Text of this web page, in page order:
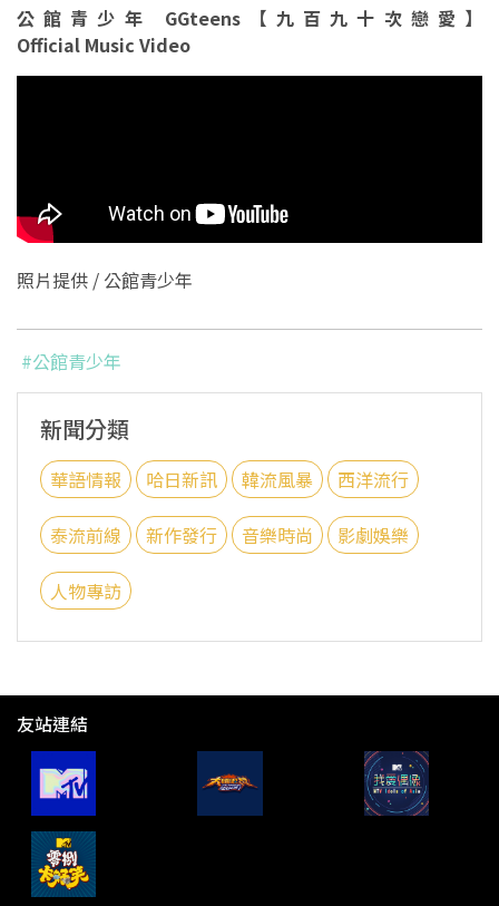
公館青少年 GGteens【九百九十次戀愛】
Official Music Video
照片提供 / 公館青少年
#公館青少年
新聞分類
華語情報 哈日新訊 韓流風暴 西洋流行
泰流前線 新作發行 音樂時尚 影劇娛樂
人物專訪
友站連結